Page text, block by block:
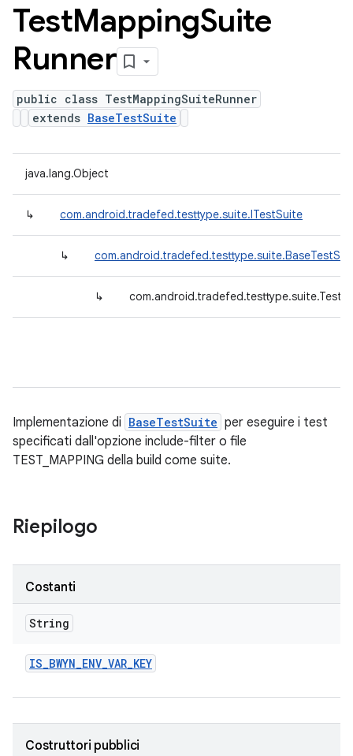
TestMappingSuite
Runner
public class TestMappingSuiteRunner
extends BaseTestSuite
java.lang.Object
↳ com.android.tradefed.testtype.suite.ITestSuite
↳
↳
Implementazione di BaseTestSuite per eseguire i test
specificati dall'opzione include-filter o file
TEST_MAPPING della build come suite.
Riepilogo
Costanti
String
IS_BWYN_ENV_VAR_KEY
Costruttori pubblici